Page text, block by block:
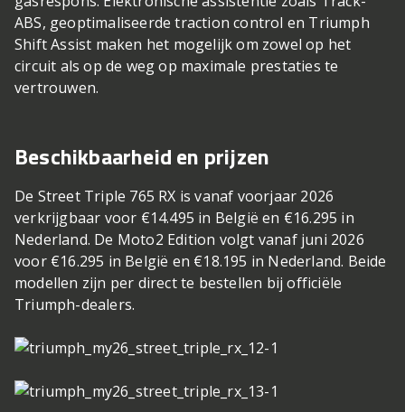
ABS, geoptimaliseerde traction control en Triumph
Shift Assist maken het mogelijk om zowel op het
circuit als op de weg op maximale prestaties te
vertrouwen.
Beschikbaarheid en prijzen
De Street Triple 765 RX is vanaf voorjaar 2026
verkrijgbaar voor €14.495 in België en €16.295 in
Nederland. De Moto2 Edition volgt vanaf juni 2026
voor €16.295 in België en €18.195 in Nederland. Beide
modellen zijn per direct te bestellen bij officiële
Triumph-dealers.